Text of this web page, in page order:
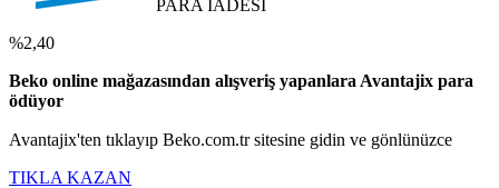
PARA İADESİ
%2,40
Beko online mağazasından alışveriş yapanlara Avantajix para
ödüyor
Avantajix'ten tıklayıp Beko.com.tr sitesine gidin ve gönlünüzce
TIKLA KAZAN